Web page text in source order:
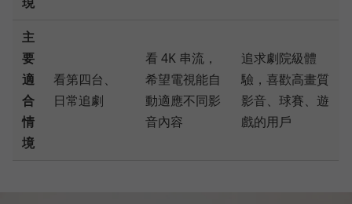
主
要
適
合
情
境
看第四台、
日常追劇
看 4K 串流，
希望電視能自
動適應不同影
音內容
追求劇院級體
驗，喜歡高畫質
影音、球賽、遊
戲的用戶